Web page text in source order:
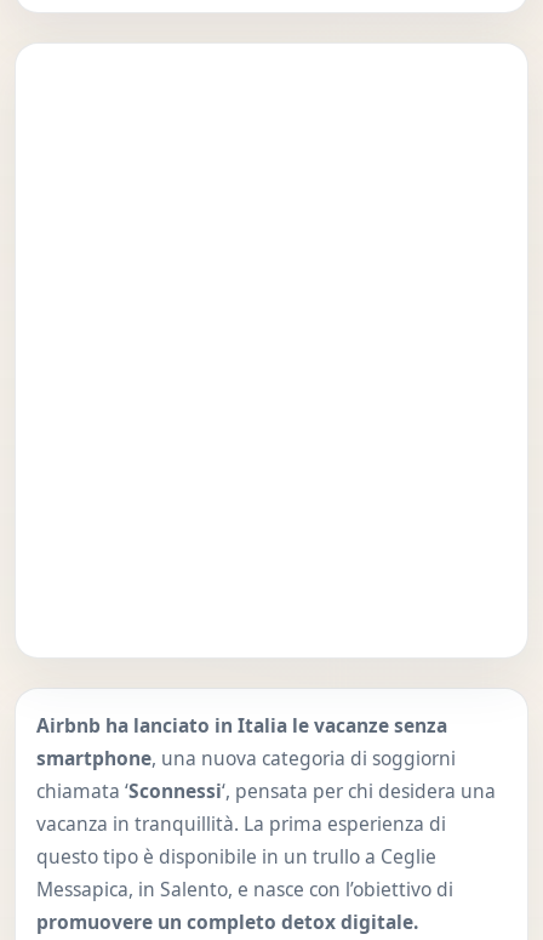
Airbnb ha lanciato in Italia le vacanze senza
smartphone, una nuova categoria di soggiorni
chiamata ‘Sconnessi‘, pensata per chi desidera una
vacanza in tranquillità. La prima esperienza di
questo tipo è disponibile in un trullo a Ceglie
Messapica, in Salento, e nasce con l’obiettivo di
promuovere un completo detox digitale.